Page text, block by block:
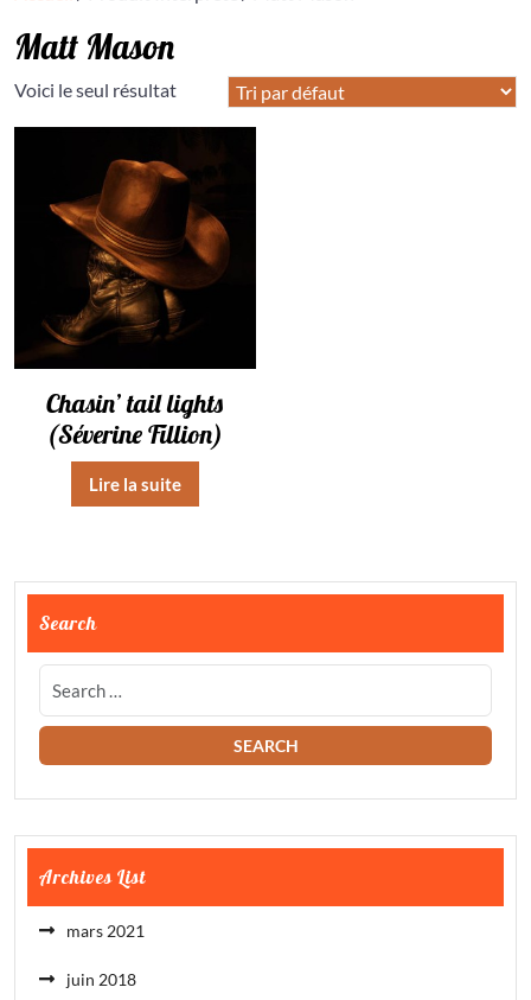
Matt Mason
Voici le seul résultat
Chasin’ tail lights
(Séverine Fillion)
Lire la suite
Search
Archives List
mars 2021
juin 2018